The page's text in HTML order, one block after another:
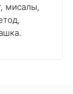
мисалы,